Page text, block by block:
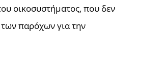
οικοσυστήματος, που δεν
παρόχων για την